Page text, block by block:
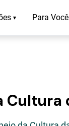
▾ Para Você
Cultura